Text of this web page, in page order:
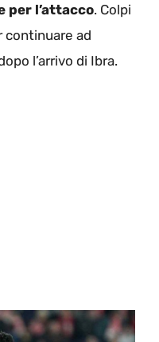
per l’attacco. Colpi
ad
l’arrivo di Ibra.